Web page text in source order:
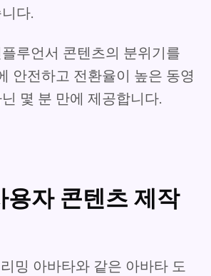
다.
루언서 콘텐츠의 분위기를
안전하고 전환율이 높은 동영
몇 분 만에 제공합니다.
용자 콘텐츠 제작
밍 아바타와 같은 아바타 도